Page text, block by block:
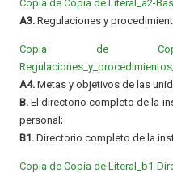
Copia de Copia de Literal_a2-
A3. Regulaciones y
Copia de
A4. Metas y objetivos de las
B. El directorio completo de la
personal;
B1. Directorio completo de la
Copia de Copia de Literal_b1-